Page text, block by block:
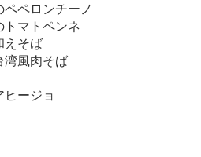
ペロンチーノ
トマトペンネ
えそば
湾風肉そば
ージョ